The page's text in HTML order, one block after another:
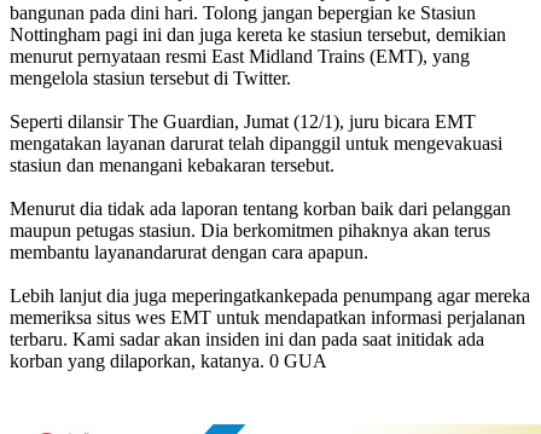
bangunan pada dini hari. Tolong jangan bepergian ke Stasiun
Nottingham pagi ini dan juga kereta ke stasiun tersebut, demikian
menurut pernyataan resmi East Midland Trains (EMT), yang
mengelola stasiun tersebut di Twitter.
Seperti dilansir The Guardian, Jumat (12/1), juru bicara EMT
mengatakan layanan darurat telah dipanggil untuk mengevakuasi
stasiun dan menangani kebakaran tersebut.
Menurut dia tidak ada laporan tentang korban baik dari pelanggan
maupun petugas stasiun. Dia berkomitmen pihaknya akan terus
membantu layanandarurat dengan cara apapun.
Lebih lanjut dia juga meperingatkankepada penumpang agar mereka
memeriksa situs wes EMT untuk mendapatkan informasi perjalanan
terbaru. Kami sadar akan insiden ini dan pada saat initidak ada
korban yang dilaporkan, katanya. 0 GUA